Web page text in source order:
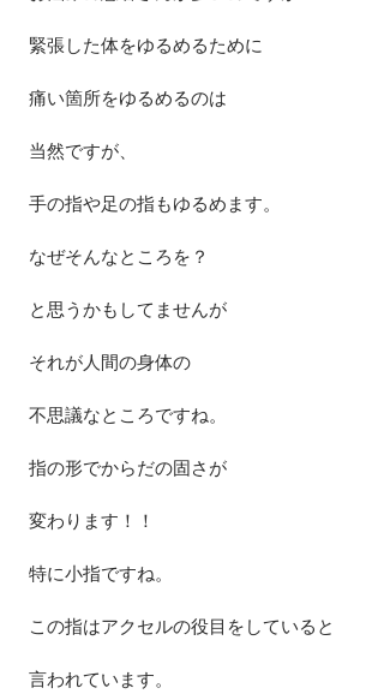
緊張した体をゆるめるために
痛い箇所をゆるめるのは
当然ですが、
手の指や足の指もゆるめます。
なぜそんなところを？
と思うかもしてませんが
それが人間の身体の
不思議なところですね。
指の形でからだの固さが
変わります！！
特に小指ですね。
この指はアクセルの役目をしていると
言われています。